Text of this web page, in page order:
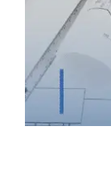
ESAIL :